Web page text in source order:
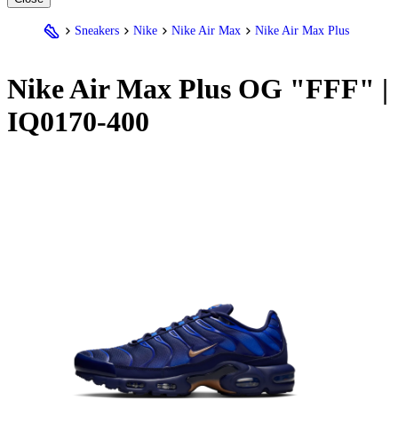
Sneakers Nike Nike Air Max Nike Air Max Plus
NikeAir Max Plus OG "FFF" |
IQ0170-400